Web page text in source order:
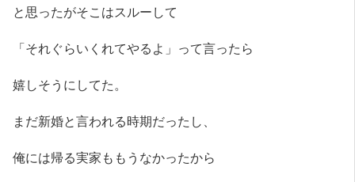
と思ったがそこはスルーして
「それぐらいくれてやるよ」って言ったら
嬉しそうにしてた。
まだ新婚と言われる時期だったし、
俺には帰る実家ももうなかったから